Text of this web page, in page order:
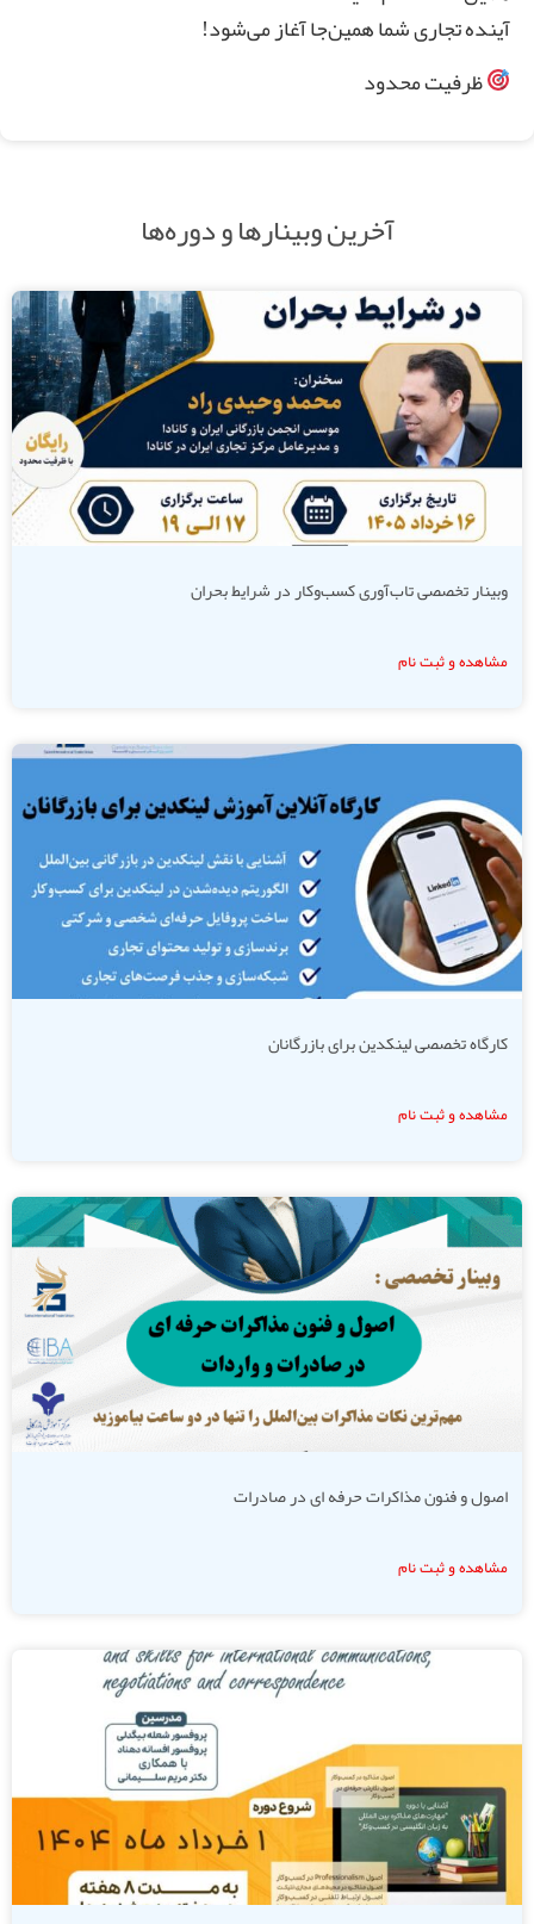
آینده تجاری شما همین‌جا آغاز می‌شود!
ظرفیت محدود
آخرین وبینارها و دوره‌ها
وبینار تخصصی تاب‌آوری کسب‌وکار در شرایط بحران
مشاهده و ثبت نام
کارگاه تخصصی لینکدین برای بازرگانان
مشاهده و ثبت نام
اصول و فنون مذاکرات حرفه ای در صادرات
مشاهده و ثبت نام